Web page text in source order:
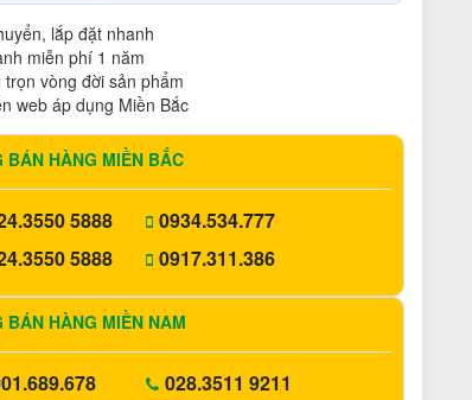
lắp đặt nhanh
miễn phí 1 năm
trọn vòng đời sản phẩm
web áp dụng Miền Bắc
BÁN HÀNG MIỀN BẮC
5888
5888
0934.534.777
0917.311.386
BÁN HÀNG MIỀN NAM
028.3511 9211